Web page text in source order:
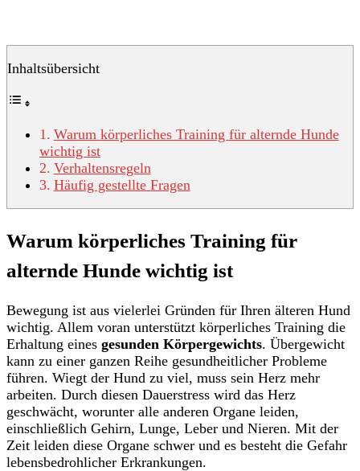
Inhaltsübersicht
Warum körperliches Training für alternde Hunde
wichtig ist
Verhaltensregeln
Häufig gestellte Fragen
Warum körperliches Training für
alternde Hunde wichtig ist
Bewegung ist aus vielerlei Gründen für Ihren älteren Hund
wichtig. Allem voran unterstützt körperliches Training die
Erhaltung eines gesunden Körpergewichts. Übergewicht
kann zu einer ganzen Reihe gesundheitlicher Probleme
führen. Wiegt der Hund zu viel, muss sein Herz mehr
arbeiten. Durch diesen Dauerstress wird das Herz
geschwächt, worunter alle anderen Organe leiden,
einschließlich Gehirn, Lunge, Leber und Nieren. Mit der
Zeit leiden diese Organe schwer und es besteht die Gefahr
lebensbedrohlicher Erkrankungen.